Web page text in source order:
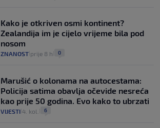
Kako je otkriven osmi kontinent?
Zealandija im je cijelo vrijeme bila pod
nosom
ZNANOST prije 8 h 0
Marušić o kolonama na autocestama:
Policija satima obavlja očevide nesreća
kao prije 50 godina. Evo kako to ubrzati
VIJESTI 4. kol. 6